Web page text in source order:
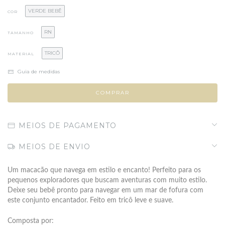
COR VERDE BEBÊ
TAMANHO RN
MATERIAL TRICÔ
Guia de medidas
MEIOS DE PAGAMENTO
MEIOS DE ENVIO
Um macacão que navega em estilo e encanto! Perfeito para os
pequenos exploradores que buscam aventuras com muito estilo.
Deixe seu bebê pronto para navegar em um mar de fofura com
este conjunto encantador. Feito em tricô leve e suave.
Composta por: